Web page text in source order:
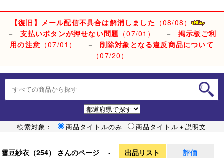
【復旧】メール配信不具合は解消しました （08/08）
－ 支払いボタンが押せない問題 （07/01） －掲示板ご利
用の注意 （07/01） － 削除対象となる違反商品について
（07/20）
検索対象： 商品タイトルのみ 商品タイトル＋説明文
雪豆紗衣（254） さんのページ - 出品リスト
評価